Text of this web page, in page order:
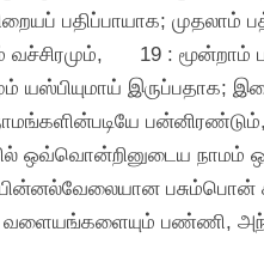
பதிப்பாயாக; முதலாம்
19 : மூன்றாம்
யஸ்பியுமாய்
ஒவ்வொன்றினுடைய நாமம்
பின்னல்வேலையான
வளையங்களையும் பண்ணி,